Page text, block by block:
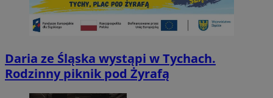
Daria ze Śląska wystąpi w Tychach.
Rodzinny piknik pod Żyrafą